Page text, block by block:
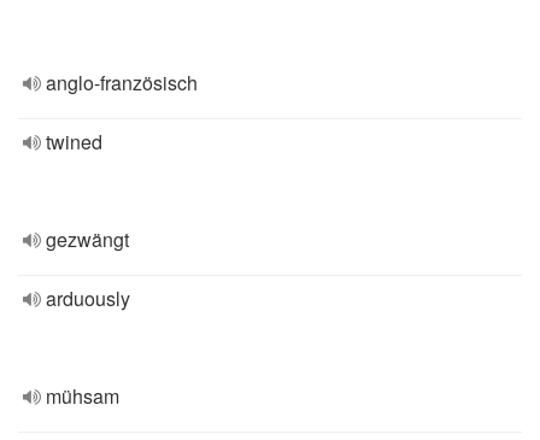
anglo-französisch
twined
gezwängt
arduously
mühsam